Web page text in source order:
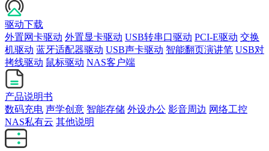
驱动下载
外置网卡驱动 外置显卡驱动 USB转串口驱动 PCI-E驱动 交换
机驱动 蓝牙适配器驱动 USB声卡驱动 智能翻页演讲笔 USB对
拷线驱动 鼠标驱动 NAS客户端
产品说明书
数码充电 声学创意 智能存储 外设办公 影音周边 网络工控
NAS私有云 其他说明